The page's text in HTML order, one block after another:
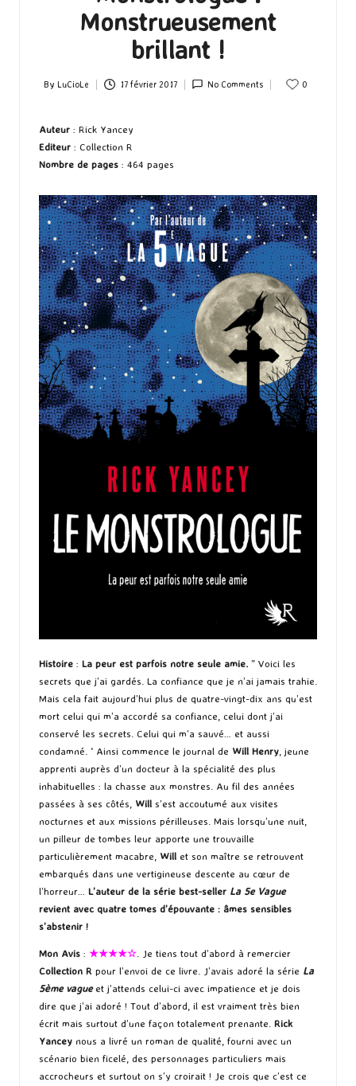
Monstrueusement
brillant !
Posted
By LuCioLe 17 février 2017 No Comments 0
Auteur : Rick Yancey
Editeur : Collection R
Nombre de pages : 464 pages
Histoire : La peur est parfois notre seule amie. ” Voici les
secrets que j’ai gardés. La confiance que je n’ai jamais trahie.
Mais cela fait aujourd’hui plus de quatre-vingt-dix ans qu’est
mort celui qui m’a accordé sa confiance, celui dont j’ai
conservé les secrets. Celui qui m’a sauvé… et aussi
condamné. ‘ Ainsi commence le journal de Will Henry , jeune
apprenti auprès d’un docteur à la spécialité des plus
inhabituelles : la chasse aux monstres. Au fil des années
passées à ses côtés, Will s’est accoutumé aux visites
nocturnes et aux missions périlleuses. Mais lorsqu’une nuit,
un pilleur de tombes leur apporte une trouvaille
particulièrement macabre, Will et son maître se retrouvent
embarqués dans une vertigineuse descente au cœur de
l’horreur… L’auteur de la série best-seller La 5e Vague
revient avec quatre tomes d’épouvante : âmes sensibles
s’abstenir !
Mon Avis : ★★★★☆ . Je tiens tout d’abord à remercier
Collection R pour l’envoi de ce livre. J’avais adoré la série La
5ème vagueet j’attends celui-ci avec impatience et je dois
dire que j’ai adoré ! Tout d’abord, il est vraiment très bien
écrit mais surtout d’une façon totalement prenante. Rick
Yancey nous a livré un roman de qualité, fourni avec un
scénario bien ficelé, des personnages particuliers mais
accrocheurs et surtout on s’y croirait ! Je crois que c’est ce